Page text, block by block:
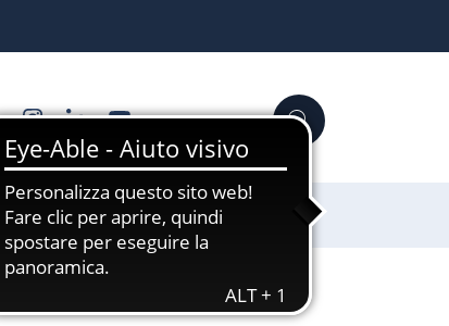
FacebookInstagram
LinkedinYouTube Cerca
Sostienici